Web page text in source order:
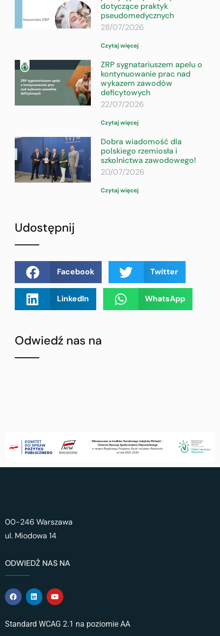
dotyczące praktyk
pseudomedycznych
28/07/2026
Czytaj więcej
ZRP sygnatariuszem apelu o
kontynuowanie prac nad
wykazem zawodów
deficytowych
22/07/2026
Czytaj więcej
Dobra wiadomość dla
polskiego rzemiosła i
szkolnictwa zawodowego!
20/07/2026
Czytaj więcej
Udostępnij
Facebook Twitter
LinkedIn WhatsApp
Odwiedź nas na
00-246 Warszawa
ul. Miodowa 14
ODWIEDŹ NAS NA
Standard WCAG 2.1 na poziomie AA